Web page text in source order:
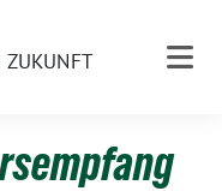
ZUKUNFT